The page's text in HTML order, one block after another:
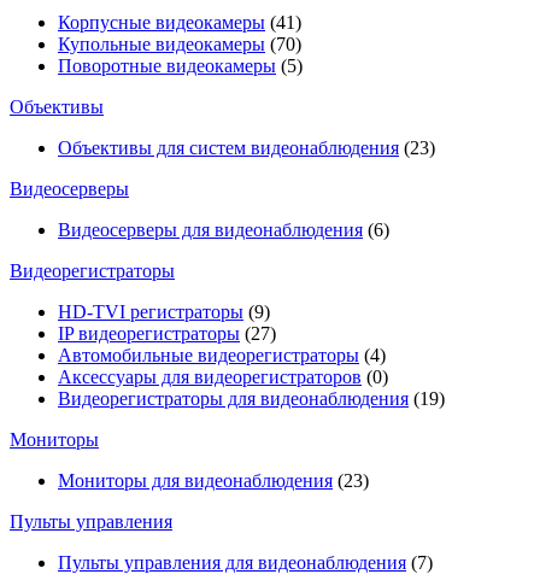
Корпусные видеокамеры (41)
Купольные видеокамеры (70)
Поворотные видеокамеры (5)
Объективы
Объективы для систем видеонаблюдения (23)
Видеосерверы
Видеосерверы для видеонаблюдения (6)
Видеорегистраторы
HD-TVI регистраторы (9)
IP видеорегистраторы (27)
Автомобильные видеорегистраторы (4)
Аксессуары для видеорегистраторов (0)
Видеорегистраторы для видеонаблюдения (19)
Мониторы
Мониторы для видеонаблюдения (23)
Пульты управления
Пульты управления для видеонаблюдения (7)